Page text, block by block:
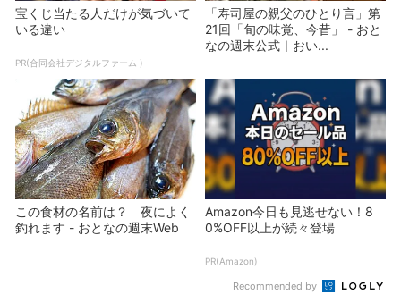
宝くじ当たる人だけが気づいて
いる違い
PR(合同会社デジタルファーム )
「寿司屋の親父のひとり言」第
21回「旬の味覚、今昔」 - おと
なの週末公式｜おい...
この食材の名前は？ 夜によく
釣れます - おとなの週末Web
Amazon今日も見逃せない！8
0%OFF以上が続々登場
PR(Amazon)
Recommended by